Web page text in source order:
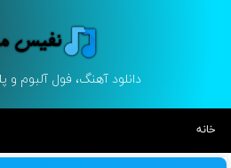
دانلود آهنگ، فول آلبوم
خانه